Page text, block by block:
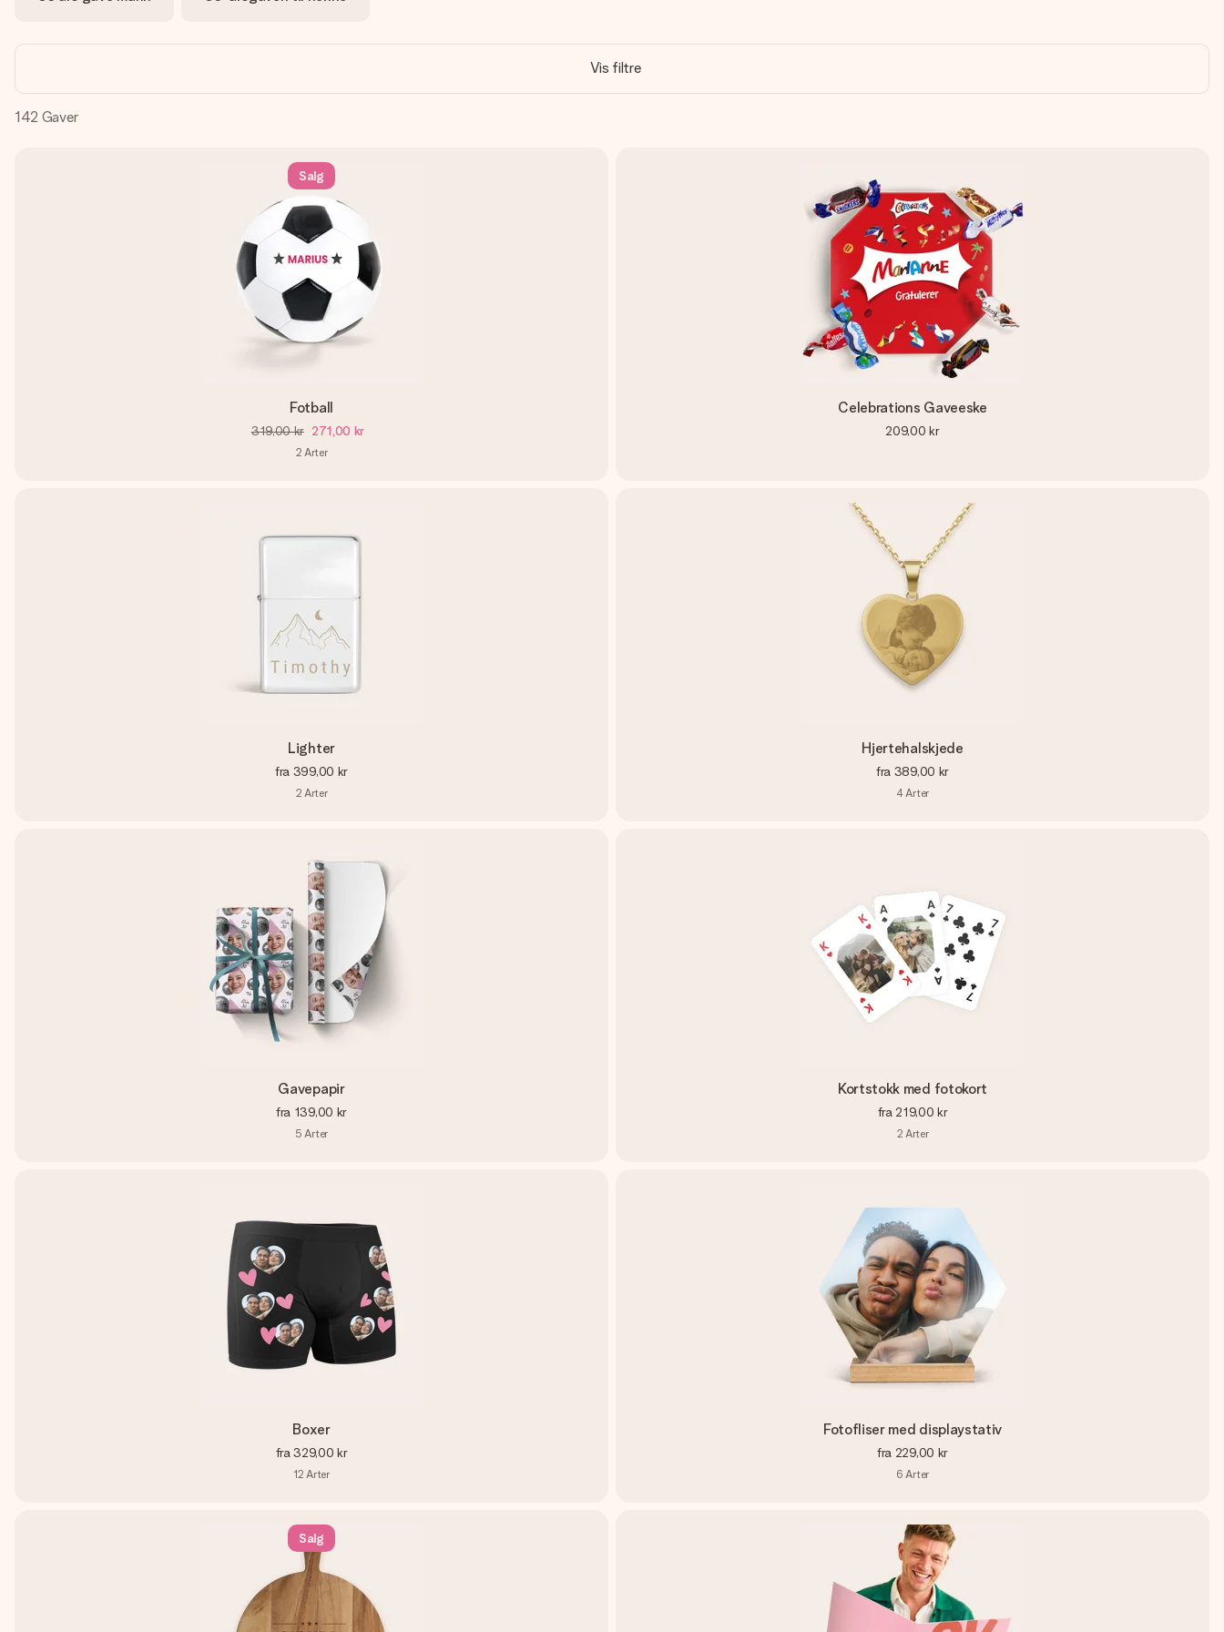
Vis filtre
142 Gaver
Salg
Fotball
319,00 kr 271,00 kr
2 Arter
Celebrations Gaveeske
209,00 kr
Lighter
fra 399,00 kr
2 Arter
Hjertehalskjede
fra 389,00 kr
4Arter
Gavepapir
fra 139,00 kr
5 Arter
Kortstokk med fotokort
fra 219,00 kr
2 Arter
Boxer
fra 329,00 kr
12 Arter
Fotofliser med displaystativ
fra 229,00 kr
6 Arter
Salg